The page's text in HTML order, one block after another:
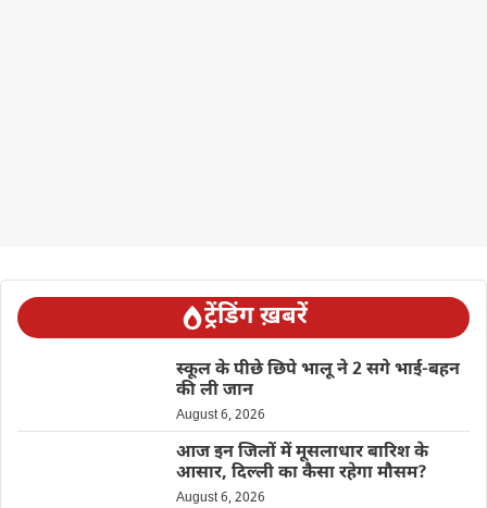
ट्रेंडिंग ख़बरें
स्कूल के पीछे छिपे भालू ने 2 सगे भाई-बहन
की ली जान
August 6, 2026
आज इन जिलों में मूसलाधार बारिश के
आसार, दिल्ली का कैसा रहेगा मौसम?
August 6, 2026